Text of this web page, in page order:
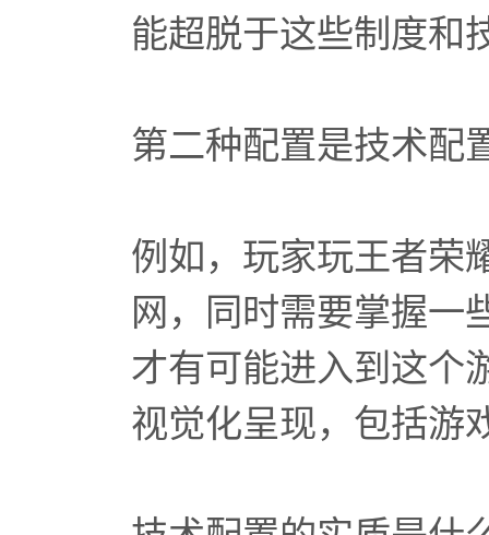
能超脱于这些制度和
第二种配置是技术配
例如，玩家玩王者荣
网，同时需要掌握一
才有可能进入到这个
视觉化呈现，包括游